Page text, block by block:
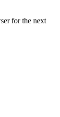
for the next